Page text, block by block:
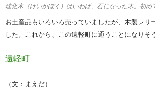
珪化木（けいかぼく）はいわば、石になった木。初め
お土産品もいろいろ売っていましたが、木製レリ
した。これから、この遠軽町に通うことになりそ
遠軽町
（文：まえだ）